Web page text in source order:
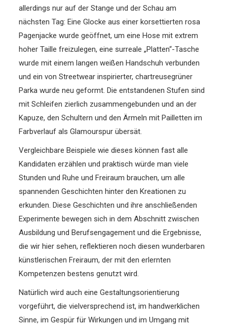
allerdings nur auf der Stange und der Schau am
nächsten Tag: Eine Glocke aus einer korsettierten rosa
Pagenjacke wurde geöffnet, um eine Hose mit extrem
hoher Taille freizulegen, eine surreale „Platten“-Tasche
wurde mit einem langen weißen Handschuh verbunden
und ein von Streetwear inspirierter, chartreusegrüner
Parka wurde neu geformt. Die entstandenen Stufen sind
mit Schleifen zierlich zusammengebunden und an der
Kapuze, den Schultern und den Ärmeln mit Pailletten im
Farbverlauf als Glamourspur übersät.
Vergleichbare Beispiele wie dieses können fast alle
Kandidaten erzählen und praktisch würde man viele
Stunden und Ruhe und Freiraum brauchen, um alle
spannenden Geschichten hinter den Kreationen zu
erkunden. Diese Geschichten und ihre anschließenden
Experimente bewegen sich in dem Abschnitt zwischen
Ausbildung und Berufsengagement und die Ergebnisse,
die wir hier sehen, reflektieren noch diesen wunderbaren
künstlerischen Freiraum, der mit den erlernten
Kompetenzen bestens genutzt wird.
Natürlich wird auch eine Gestaltungsorientierung
vorgeführt, die vielversprechend ist, im handwerklichen
Sinne, im Gespür für Wirkungen und im Umgang mit